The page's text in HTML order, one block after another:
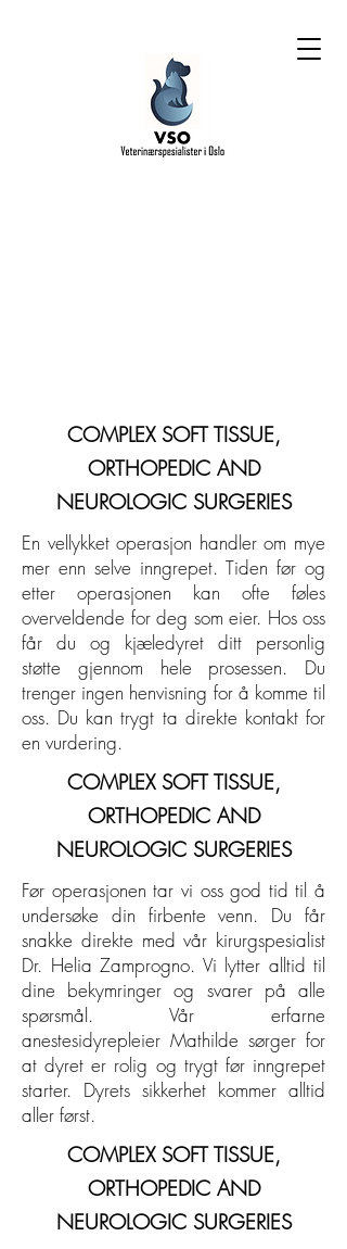
COMPLEX SOFT TISSUE,
ORTHOPEDIC AND
NEUROLOGIC SURGERIES
En vellykket operasjon handler om mye
mer enn selve inngrepet. Tiden før og
etter operasjonen kan ofte føles
overveldende for deg som eier. Hos oss
får du og kjæledyret ditt personlig
støtte gjennom hele prosessen. Du
trenger ingen henvisning for å komme til
oss. Du kan trygt ta direkte kontakt for
en vurdering.
COMPLEX SOFT TISSUE,
ORTHOPEDIC AND
NEUROLOGIC SURGERIES
Før operasjonen tar vi oss god tid til å
undersøke din firbente venn. Du får
snakke direkte med vår kirurgspesialist
Dr. Helia Zamprogno. Vi lytter alltid til
dine bekymringer og svarer på alle
spørsmål. Vår erfarne
anestesidyrepleier Mathilde sørger for
at dyret er rolig og trygt før inngrepet
starter. Dyrets sikkerhet kommer alltid
aller først.
COMPLEX SOFT TISSUE,
ORTHOPEDIC AND
NEUROLOGIC SURGERIES